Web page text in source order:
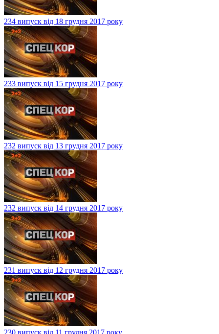
234 випуск від 18 грудня 2017 року
233 випуск від 15 грудня 2017 року
232 випуск від 13 грудня 2017 року
232 випуск від 14 грудня 2017 року
231 випуск від 12 грудня 2017 року
230 випуск від 11 грудня 2017 року